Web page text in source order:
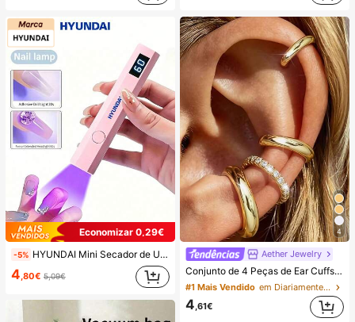
Economizar 0,29€
-5% HYUNDAI Mini Secador de Unhas Portátil Recarregável, Lâmpada de Unhas Manual UV/LED, Luz de Secagem de Unhas com Ecrã Digital, Secagem Rápida, Adequado para Saídas Diárias, Artigos de Cuidados de Unhas para Mulheres
4,80€ 5,09€
4
Aether Jewelry
Conjunto de 4 Peças de Ear Cuffs Minimalistas com Zircónia Cúbica - Podem Ser Sobrepostos, Sem Necessidade de Perfuração, Adequados para Uso Diário no Escritório (Conjunto de 4 Peças, Não 4 Pares), Presente para Ela
#1 Mais Vendido em Diariamente Brincos Femininos
4,61€